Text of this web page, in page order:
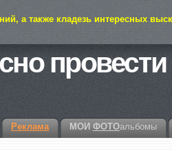
а также кладезь интересных
Реклама МОИ ФОТОальбомы